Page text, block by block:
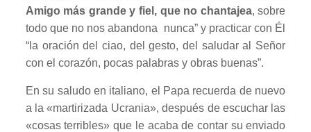
Amigo más grande y fiel, que no chantajea, sobre
todo que no nos abandona nunca” y practicar con Él
“la oración del ciao, del gesto, del saludar al Señor
con el corazón, pocas palabras y obras buenas”.
En su saludo en italiano, el Papa recuerda de nuevo
a la «martirizada Ucrania», después de escuchar las
«cosas terribles» que le acaba de contar su enviado